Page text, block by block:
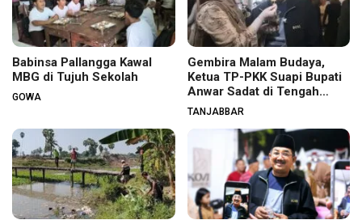
Babinsa Pallangga Kawal
MBG di Tujuh Sekolah
GOWA
Gembira Malam Budaya,
Ketua TP-PKK Suapi Bupati
Anwar Sadat di Tengah
Warga
TANJABBAR